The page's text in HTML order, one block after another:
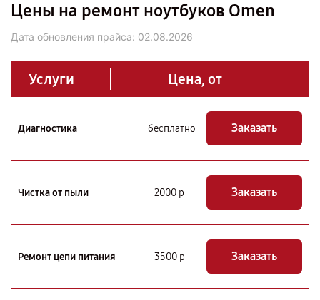
Цены на ремонт ноутбуков Omen
Дата обновления прайса: 02.08.2026
Услуги Цена, от
Диагностика бесплатно Заказать
Чистка от пыли 2000 р Заказать
Ремонт цепи питания 3500 р Заказать